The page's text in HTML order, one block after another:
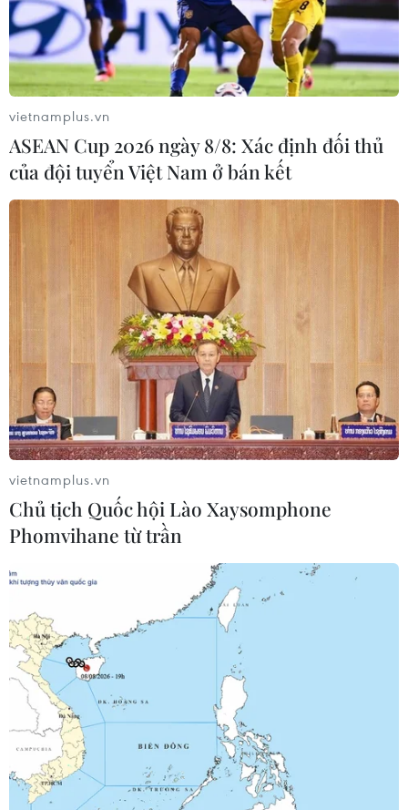
Gần 200 người thương vong do giông bão
tại Ấn Độ
14/05/2026 10:51
Giông bão là hiện tượng thường gặp tại miền Bắc Ấn
Độ trong mùa khô từ tháng 3 đến tháng 6 hằng năm,
song cường độ và sức tàn phá của đợt thiên tai lần này
được đánh giá là đặc biệt nghiêm trọng.
Cận cảnh siêu bão Sinlaku càn quét quần
đảo Bắc Mariana của Mỹ, sức gió đạt 240
vietnamplus.vn
ASEAN Cup 2026 ngày 8/8: Xác định đối thủ
của đội tuyển Việt Nam ở bán kết
vietnamplus.vn
Chủ tịch Quốc hội Lào Xaysomphone
Phomvihane từ trần